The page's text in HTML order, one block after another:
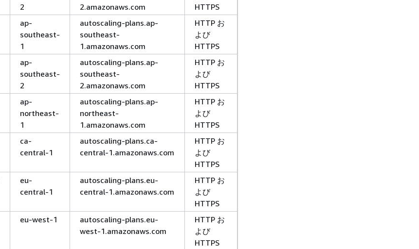
2
2.amazonaws.com
HTTPS
ap-
southeast-
1
autoscaling-plans.ap-
southeast-
1.amazonaws.com
HTTP お
よび
HTTPS
ap-
southeast-
2
autoscaling-plans.ap-
southeast-
2.amazonaws.com
HTTP お
よび
HTTPS
ap-
northeast-
1
autoscaling-plans.ap-
northeast-
1.amazonaws.com
HTTP お
よび
HTTPS
ca-
central-1
autoscaling-plans.ca-
central-1.amazonaws.com
HTTP お
よび
HTTPS
eu-
central-1
autoscaling-plans.eu-
central-1.amazonaws.com
HTTP お
よび
HTTPS
eu-west-1
autoscaling-plans.eu-
west-1.amazonaws.com
HTTP お
よび
HTTPS